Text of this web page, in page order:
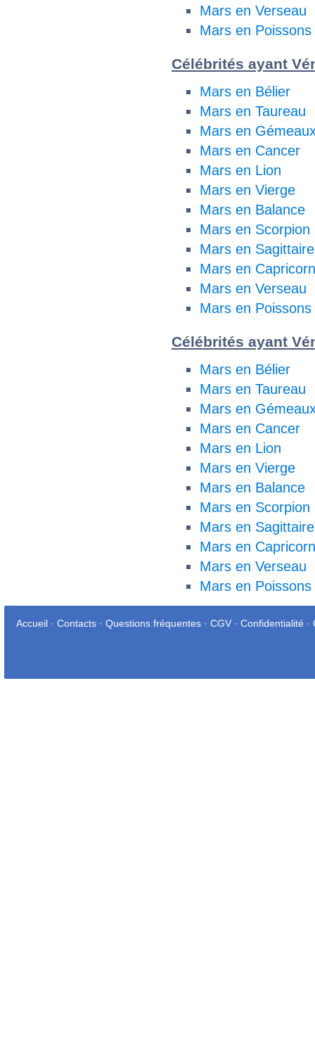
Mars en Verseau
Mars en Poissons
Célébrités ayant
Mars en Bélier
Mars en Taureau
Mars en
Mars en Cancer
Mars en Lion
Mars en Vierge
Mars en Balance
Mars en Scorpion
Mars en Sagittaire
Mars en
Mars en Verseau
Mars en Poissons
Célébrités ayant
Mars en Bélier
Mars en Taureau
Mars en
Mars en Cancer
Mars en Lion
Mars en Vierge
Mars en Balance
Mars en Scorpion
Mars en Sagittaire
Mars en
Mars en Verseau
Mars en Poissons
Accueil · Contacts · Questions fréquentes · CGV · Confidentialité ·